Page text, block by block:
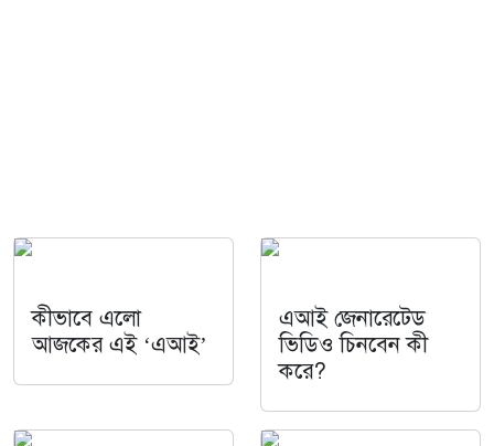
কীভাবে এলো
আজকের এই ‘এআই’
এআই জেনারেটেড
ভিডিও চিনবেন কী
করে?